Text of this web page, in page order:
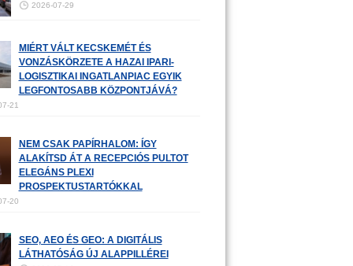
2026-07-29
MIÉRT VÁLT KECSKEMÉT ÉS
VONZÁSKÖRZETE A HAZAI IPARI-
LOGISZTIKAI INGATLANPIAC EGYIK
LEGFONTOSABB KÖZPONTJÁVÁ?
21
NEM CSAK PAPÍRHALOM: ÍGY
ALAKÍTSD ÁT A RECEPCIÓS PULTOT
ELEGÁNS PLEXI
PROSPEKTUSTARTÓKKAL
20
SEO, AEO ÉS GEO: A DIGITÁLIS
LÁTHATÓSÁG ÚJ ALAPPILLÉREI